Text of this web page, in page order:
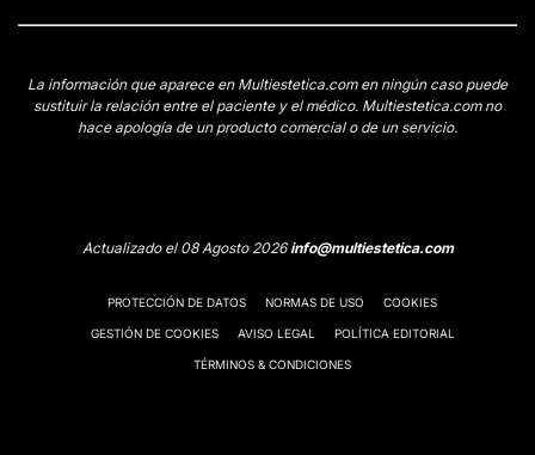
La información que aparece en Multiestetica.com en ningún caso puede
sustituir la relación entre el paciente y el médico. Multiestetica.com no
hace apología de un producto comercial o de un servicio.
Actualizado el 08 Agosto 2026info@multiestetica.com
PROTECCIÓN DE DATOS NORMAS DE USO COOKIES
GESTIÓN DE COOKIES AVISO LEGAL POLÍTICA EDITORIAL
TÉRMINOS & CONDICIONES